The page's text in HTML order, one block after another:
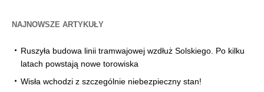
NAJNOWSZE ARTYKUŁY
Ruszyła budowa linii tramwajowej wzdłuż Solskiego. Po kilku
latach powstają nowe torowiska
Wisła wchodzi z szczególnie niebezpieczny stan!